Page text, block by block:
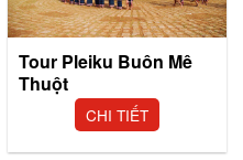
Tour Pleiku Buôn Mê
Thuột
CHI TIẾT